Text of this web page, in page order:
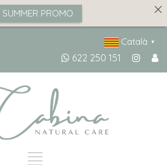
Català ▼
622 250 151
SUMMER PROMO